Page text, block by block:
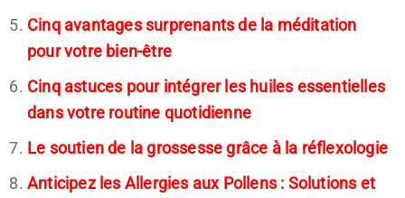
Cinq avantages surprenants de la méditation
pour votre bien-être
Cinq astuces pour intégrer les huiles essentielles
dans votre routine quotidienne
Le soutien de la grossesse grâce à la réflexologie
Anticipez les Allergies aux Pollens : Solutions et